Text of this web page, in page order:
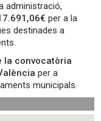
administració,
per a la
destinades a
la convocatòria
per a
municipals.